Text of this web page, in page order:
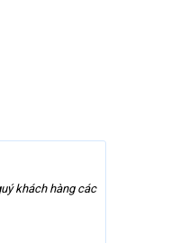
khách hàng các